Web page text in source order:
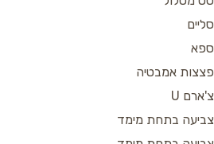
סליים
ספא
פצצות אמבטיה
צ'ארם U
צביעה בתחת מימד